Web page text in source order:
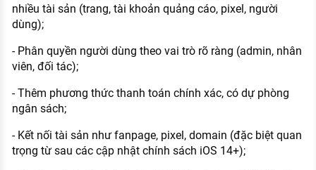
nhiều tài sản (trang, tài khoản quảng cáo, pixel, người
dùng);
- Phân quyền người dùng theo vai trò rõ ràng (admin, nhân
viên, đối tác);
- Thêm phương thức thanh toán chính xác, có dự phòng
ngân sách;
- Kết nối tài sản như fanpage, pixel, domain (đặc biệt quan
trọng từ sau các cập nhật chính sách iOS 14+);